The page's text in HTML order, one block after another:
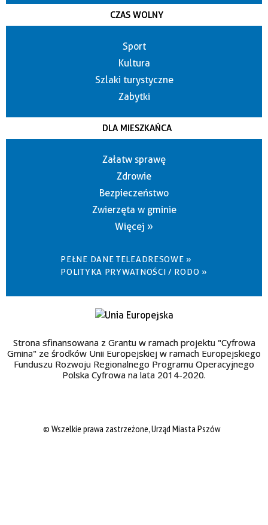
CZAS WOLNY
Sport
Kultura
Szlaki turystyczne
Zabytki
DLA MIESZKAŃCA
Załatw sprawę
Zdrowie
Bezpieczeństwo
Zwierzęta w gminie
Więcej »
PEŁNE DANE TELEADRESOWE »
POLITYKA PRYWATNOŚCI / RODO »
Strona sfinansowana z Grantu w ramach projektu "Cyfrowa
Gmina" ze środków Unii Europejskiej w ramach Europejskiego
Funduszu Rozwoju Regionalnego Programu Operacyjnego
Polska Cyfrowa na lata 2014-2020.
© Wszelkie prawa zastrzeżone, Urząd Miasta Pszów